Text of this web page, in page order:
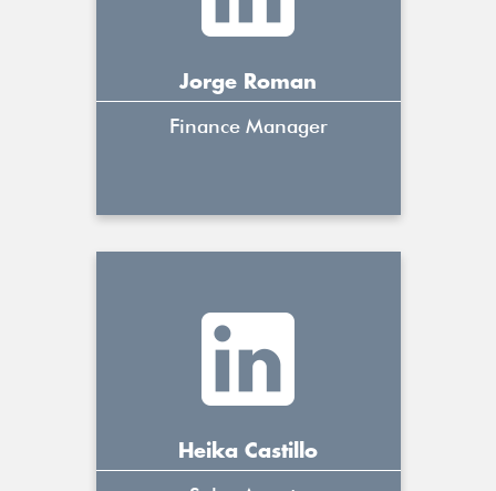
Jorge Roman
Finance Manager
Heika Castillo